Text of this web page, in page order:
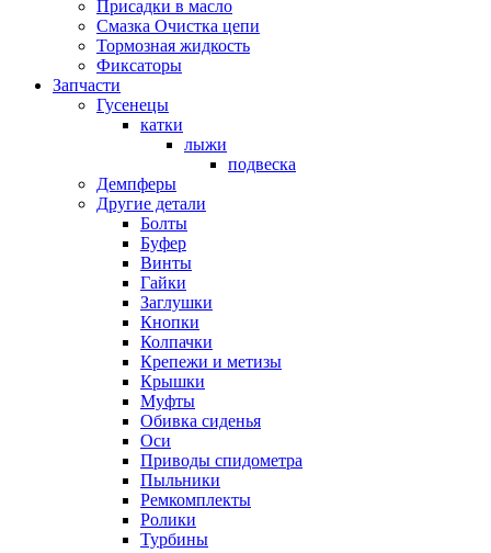
Присадки в масло
Смазка Очистка цепи
Тормозная жидкость
Фиксаторы
Запчасти
Гусенецы
катки
лыжи
подвеска
Демпферы
Другие детали
Болты
Буфер
Винты
Гайки
Заглушки
Кнопки
Колпачки
Крепежи и метизы
Крышки
Муфты
Обивка сиденья
Оси
Приводы спидометра
Пыльники
Ремкомплекты
Ролики
Турбины